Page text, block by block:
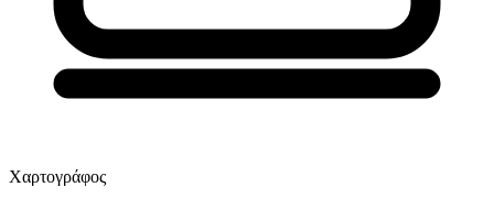
Χαρτογράφος